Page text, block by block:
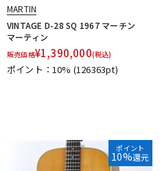
MARTIN
VINTAGE D-28 SQ 1967 マーチン
マーティン
販売価格¥1,390,000(税込)
ポイント：10% (126363pt)
ポイント
10%還元